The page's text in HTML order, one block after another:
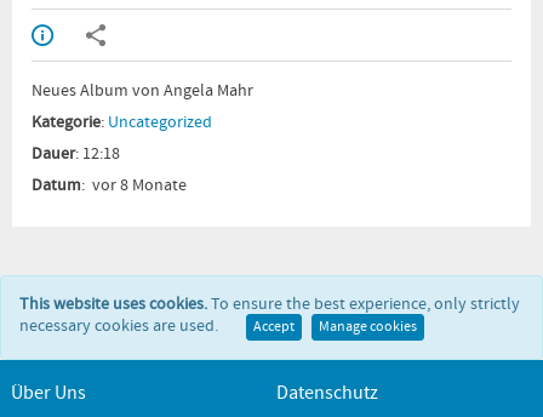
Neues Album von Angela Mahr
Kategorie: Uncategorized
Dauer: 12:18
Datum: vor 8 Monate
This website uses cookies.To ensure the best experience, only strictly
necessary cookies are used.
Accept Manage cookies
Über Uns
Datenschutz